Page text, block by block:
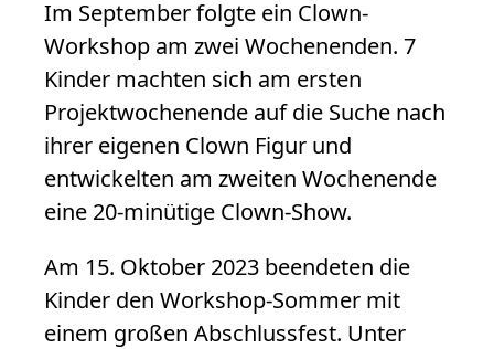
Im September folgte ein Clown-
Workshop am zwei Wochenenden. 7
Kinder machten sich am ersten
Projektwochenende auf die Suche nach
ihrer eigenen Clown Figur und
entwickelten am zweiten Wochenende
eine 20-minütige Clown-Show.
Am 15. Oktober 2023 beendeten die
Kinder den Workshop-Sommer mit
einem großen Abschlussfest. Unter